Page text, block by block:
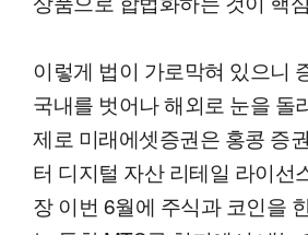
이렇게 법이 가로막혀 있으니
국내를 벗어나 해외로 눈을 돌
제로 미래에셋증권은 홍콩 증
터 디지털 자산 리테일 라이선
장 이번 6월에 주식과 코인을